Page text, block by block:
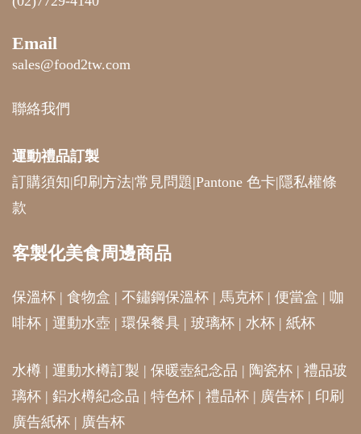
Email
sales@food2tw.com
聯絡我們
運動禮品訂製
訂購須知|印刷方法|常見問題|Pantone 色卡| 隱私權條
款
客製化美食周邊商品
保溫杯 | 食物盒 | 不鏽鋼保溫杯 | 馬克杯 | 便當盒 | 咖
啡杯 | 運動水壺 | 環保餐具 | 玻璃杯 | 水杯 | 紙杯
水樽 | 運動水樽訂製 | 保暖壺紀念品 | 陶瓷杯 | 禮品玻
璃杯 | 鋁水樽紀念品 | 特色杯 | 禮品杯 | 廣告杯 | 印刷
廣告紙杯 | 廣告杯